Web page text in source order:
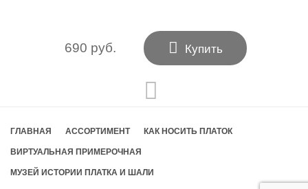
690 руб.  Купить
ГЛАВНАЯ АССОРТИМЕНТ КАК НОСИТЬ ПЛАТОК
ВИРТУАЛЬНАЯ ПРИМЕРОЧНАЯ
МУЗЕЙ ИСТОРИИ ПЛАТКА И ШАЛИ